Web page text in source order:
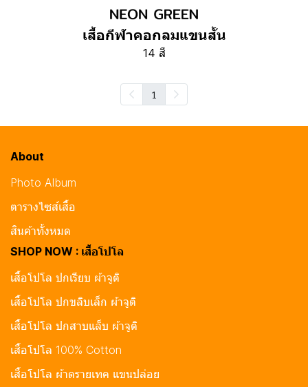
เสื้อกีฬาคอกลมแขนสั้น
14 สี
1
About
Photo Album
ตารางไซส์เสื้อ
สินค้าทั้งหมด
SHOP NOW : เสื้อโปโล
เสื้อโปโล ปกเรียบ ผ้าจูติ
เสื้อโปโล ปกขลิบเล็ก ผ้าจูติ
เสื้อโปโล ปกสาบแล็บ ผ้าจูติ
เสื้อโปโล 100% Cotton
เสื้อโปโล ผ้าดรายเทค แขนปล่อย